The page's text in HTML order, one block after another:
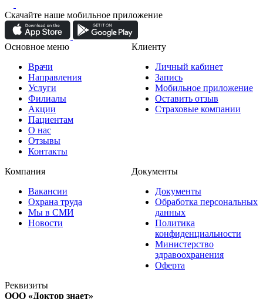
Скачайте наше мобильное приложение
Основное меню
Врачи
Направления
Услуги
Филиалы
Акции
Пациентам
О нас
Отзывы
Контакты
Клиенту
Личный кабинет
Запись
Мобильное приложение
Оставить отзыв
Страховые компании
Компания
Вакансии
Охрана труда
Мы в СМИ
Новости
Документы
Документы
Обработка персональных
данных
Политика
конфиденциальности
Министерство
здравоохранения
Оферта
Реквизиты
ООО «Доктор знает»